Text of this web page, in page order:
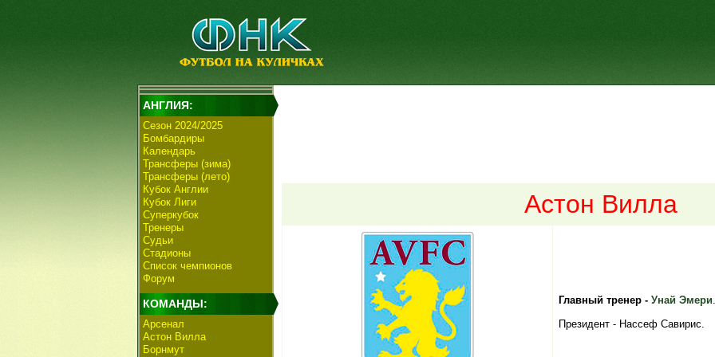
АНГЛИЯ:
Сезон 2024/2025
Бомбардиры
Календарь
Трансферы (зима)
Трансферы (лето)
Кубок Англии
Кубок Лиги
Суперкубок
Тренеры
Судьи
Стадионы
Список чемпионов
Форум
КОМАНДЫ:
Арсенал
Астон Вилла
Борнмут
Астон Вилла
Главный тренер - Унай Эмери.
Президент - Нассеф Савирис.